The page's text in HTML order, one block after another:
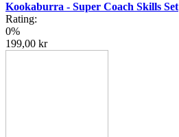
Kookaburra - Super Coach Skills Set
Rating:
0%
199,00 kr